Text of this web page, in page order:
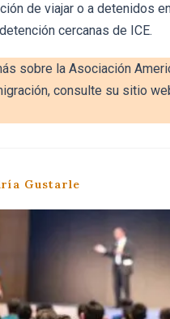
de viajar o a detenidos
cercanas de ICE.
sobre la Asociación
consulte su sitio
Gustarle